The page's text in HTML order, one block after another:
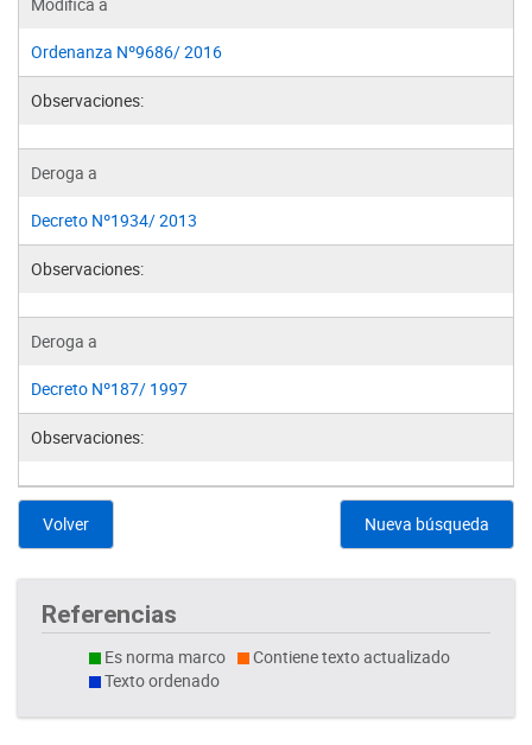
Ordenanza Nº9686/ 2016
Observaciones:
Deroga a
Decreto Nº1934/ 2013
Observaciones:
Deroga a
Decreto Nº187/ 1997
Observaciones:
Volver Nueva búsqueda
Referencias
Es norma marco
Contiene texto actualizado
Texto ordenado